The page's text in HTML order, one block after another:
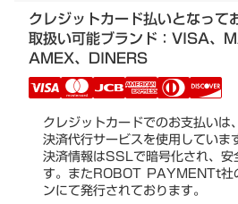
クレジットカード払いとなって
取扱い可能ブランド：VISA、
AMEX、DINERS
クレジットカードでのお支払い
決済代行サービスを使用していま
決済情報はSSLで暗号化され、
す。またROBOT PAYMENTt社
ンにて発行されております。